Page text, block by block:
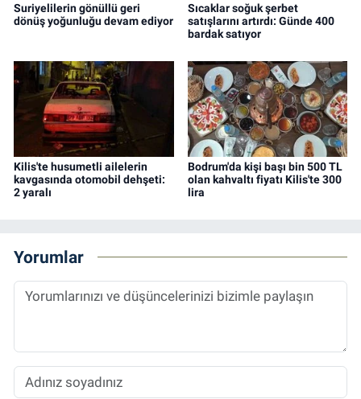
Suriyelilerin gönüllü geri
dönüş yoğunluğu devam ediyor
Sıcaklar soğuk şerbet
satışlarını artırdı: Günde 400
bardak satıyor
Kilis'te husumetli ailelerin
kavgasında otomobil dehşeti:
2 yaralı
Bodrum'da kişi başı bin 500 TL
olan kahvaltı fiyatı Kilis'te 300
lira
Yorumlar